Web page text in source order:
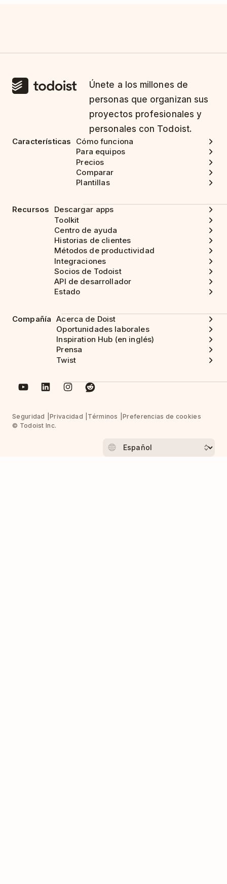
Únete a los millones de
personas que organizan sus
proyectos profesionales y
personales con Todoist.
Características
Cómo funciona
Para equipos
Precios
Comparar
Plantillas
Recursos
Descargar apps
Toolkit
Centro de ayuda
Historias de clientes
Métodos de productividad
Integraciones
Socios de Todoist
API de desarrollador
Estado
Compañía Acerca de Doist
Oportunidades laborales
Inspiration Hub (en inglés)
Prensa
Twist
Seguridad Privacidad Términos
Preferencias de cookies
© Todoist Inc.